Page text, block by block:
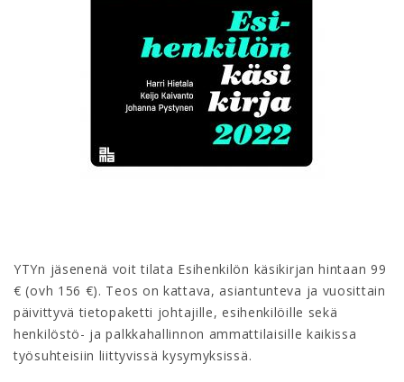
YTYn jäsenenä voit tilata Esihenkilön käsikirjan hintaan 99
€ (ovh 156 €). Teos on kattava, asiantunteva ja vuosittain
päivittyvä tietopaketti johtajille, esihenkilöille sekä
henkilöstö- ja palkkahallinnon ammattilaisille kaikissa
työsuhteisiin liittyvissä kysymyksissä.